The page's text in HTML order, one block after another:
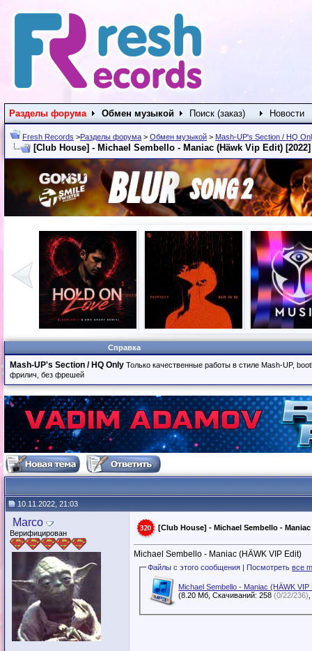
Разделы форума Обмен музыкой Поиск (заказ) Новости
Fresh Records >Разделы форума > Обмен музыкой > Mash-UP's Section / HQ
[Club House] - Michael Sembello - Maniac (Häwk Vip Edit) [2022]
Справка
Mash-UP's Section / HQ Only Только качественные работы в стиле Mash-UP,
фрилич, без фрешей
10.11.2022, 21:03
Marco
Верифицирован
[Club House] - Michael Sembello -
Michael Sembello - Maniac (HÄWK VIP Edit)
Файлы с этого сообщения | Посмотретьвсе
Michael Sembello - Maniac (HÄWK VIP
(8.20 Мб, Скачиваний: 258(0/22/236)